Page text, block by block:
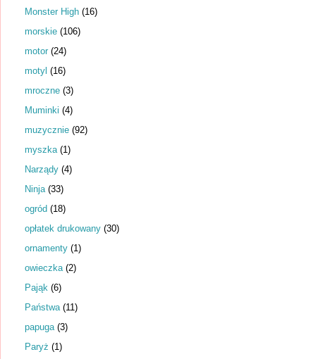
Monster High (16)
morskie (106)
motor (24)
motyl (16)
mroczne (3)
Muminki (4)
muzycznie (92)
myszka (1)
Narządy (4)
Ninja (33)
ogród (18)
opłatek drukowany (30)
ornamenty (1)
owieczka (2)
Pająk (6)
Państwa (11)
papuga (3)
Paryż (1)